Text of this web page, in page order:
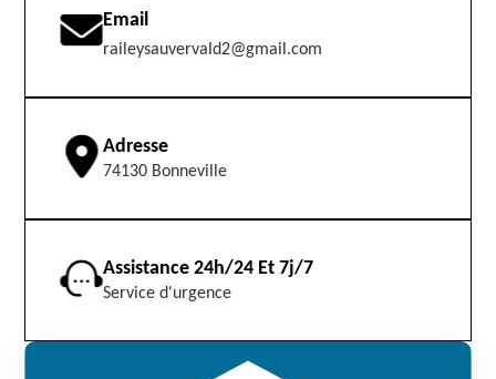
Email
raileysauvervald2@gmail.com
Adresse
74130 Bonneville
Assistance 24h/24 Et 7j/7
Service d'urgence